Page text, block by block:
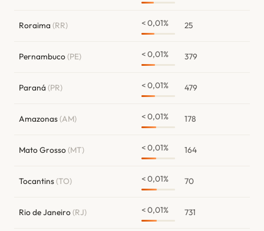
Roraima (RR) < 0,01% 25
Pernambuco(PE) < 0,01% 379
Paraná (PR) < 0,01% 479
Amazonas(AM) < 0,01% 178
Mato Grosso(MT) < 0,01% 164
Tocantins(TO) < 0,01% 70
Rio de Janeiro(RJ) < 0,01% 731